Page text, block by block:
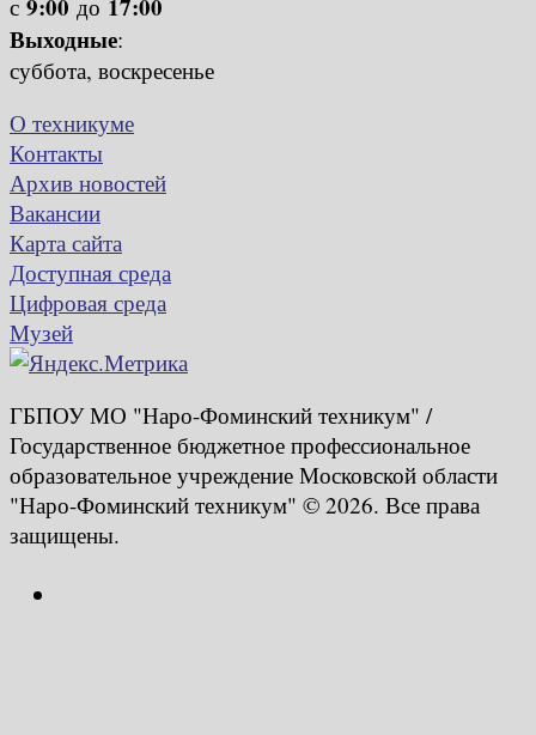
с 9:00 до 17:00
Выходные:
суббота, воскресенье
О техникуме
Контакты
Архив новостей
Вакансии
Карта сайта
Доступная среда
Цифровая среда
Музей
ГБПОУ МО "Наро-Фоминский техникум" /
Государственное бюджетное профессиональное
образовательное учреждение Московской области
"Наро-Фоминский техникум" © 2026. Все права
защищены.